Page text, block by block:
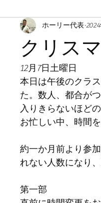
クリス
ホーリー代表
12月7日土曜日
本日は午後のクラ
た。数人、都合が
入りきらないほど
お忙しい中、時間
約一か月前より参
れない人数になり
第一部